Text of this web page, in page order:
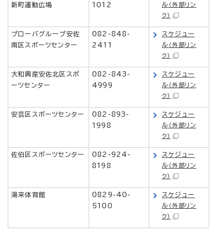
新町運動広場
1012
ル （外部リン
ク）
プローバグループ安佐
南区スポーツセンター
082-848-
2411
スケジュー
ル （外部リン
ク）
大和興産安佐北区スポ
ーツセンター
082-843-
4999
スケジュー
ル （外部リン
ク）
安芸区スポーツセンター
082-893-
1998
スケジュー
ル （外部リン
ク）
佐伯区スポーツセンター
082-924-
8198
スケジュー
ル （外部リン
ク）
湯来体育館
0829-40-
5100
スケジュー
ル （外部リン
ク）